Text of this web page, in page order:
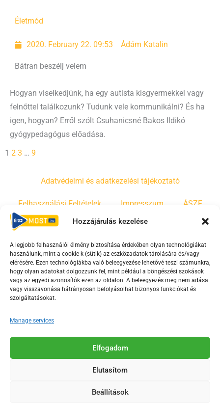
Hozzájárulás kezelése
A legjobb felhasználói élmény biztosítása érdekében olyan technológiákat
használunk, mint a cookie-k (sütik) az eszközadatok tárolására és/vagy
elérésére. Ezen technológiákba való beleegyezése lehetővé teszi számunkra,
hogy olyan adatokat dolgozzunk fel, mint például a böngészési szokások
vagy az egyedi azonosítók ezen az oldalon. A beleegyezés meg nem adása
vagy visszavonása hátrányosan befolyásolhat bizonyos funkciókat és
szolgáltatásokat.
Manage services
Elfogadom
Elutasítom
Beállítások
Életmód
2020. February 22. 09:53 Ádám Katalin
Bátran beszélj velem
Hogyan viselkedjünk, ha egy autista kisgyermekkel vagy
felnőttel találkozunk? Tudunk vele kommunikálni? És ha
igen, hogyan? Erről szólt Csuhanicsné Bakos Ildikó
gyógypedagógus előadása.
1 2 3 … 9
Adatvédelmi és adatkezelési tájékoztató
Felhasználási Feltételek Impresszum ÁSZF
Irányelvek Moderálási szabályzat
F
a
c
e
o
o
-
Y
o
u
t
b
e
s
T
i
k
Az Érd Média médiaszolgáltatási tevékenységét a
Médiatanács a Magyar Média Mecenatúra program
2018-2026. © Minden jog fenntartva, Érd Megyei Jogú Város